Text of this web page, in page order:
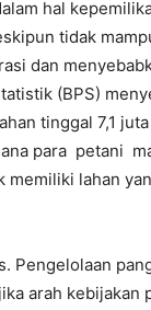
hal
tidak
dan
(BPS)
tinggal 7,1 juta
para petani
memiliki lahan
Pengelolaan
arah kebijakan